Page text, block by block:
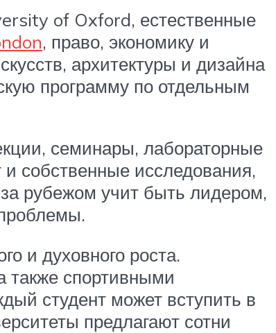
of Oxford, естественные
, право, экономику и
архитектуры и дизайна
программу по отдельным
семинары, лабораторные
собственные исследования,
рубежом учит быть лидером,
и духовного роста.
также спортивными
студент может вступить в
предлагают сотни